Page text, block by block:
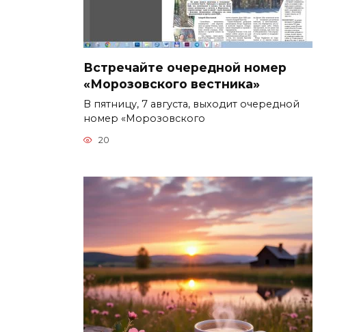
Встречайте очередной номер
«Морозовского вестника»
В пятницу, 7 августа, выходит очередной
номер «Морозовского
20